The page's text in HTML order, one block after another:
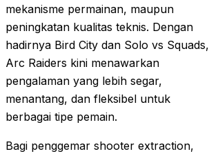
mekanisme permainan, maupun
peningkatan kualitas teknis. Dengan
hadirnya Bird City dan Solo vs Squads,
Arc Raiders kini menawarkan
pengalaman yang lebih segar,
menantang, dan fleksibel untuk
berbagai tipe pemain.
Bagi penggemar shooter extraction,